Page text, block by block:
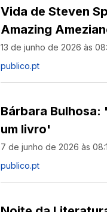
Vida de Steven
Amazing
13 de junho de 2026 às
publico.pt
Bárbara Bulhosa:
um livro'
7 de junho de 2026 às
publico.pt